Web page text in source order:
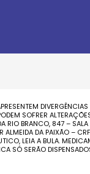
SOFRER
RIO BRANCO, 847 –
ALMEIDA DA PAIXÃO –
LEIA A BULA.
SÓ SERÃO